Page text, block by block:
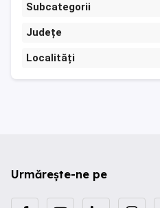
Subcategorii
Județe
Localități
Urmărește-ne pe